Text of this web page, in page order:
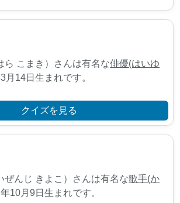
ら こまき）さんは有名な俳優(はいゆ
月14日生まれです。
クイズを見る
ぜんじ きよこ）さんは有名な歌手(か
10月9日生まれです。